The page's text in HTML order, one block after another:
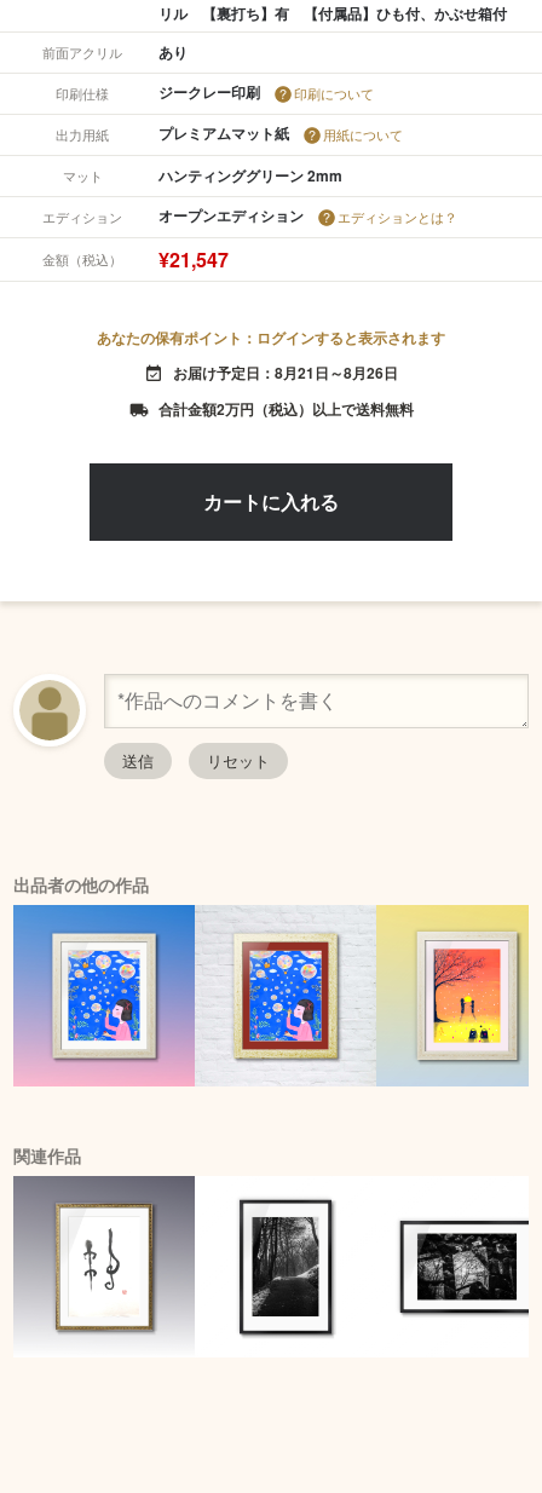
リル 【裏打ち】有 【付属品】ひも付、かぶせ箱付
前面アクリル あり
印刷仕様 ジークレー印刷 印刷について
出力用紙 プレミアムマット紙 用紙について
マット ハンティンググリーン 2mm
エディション オープンエディション エディションとは？
金額（税込） ¥21,547
あなたの保有ポイント：ログインすると表示されます
event_available お届け予定日：8月21日～8月26日
local_shipping 合計金額2万円（税込）以上で送料無料
出品者の他の作品
関連作品